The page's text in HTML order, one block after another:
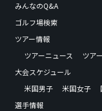
みんなのQ&A
ゴルフ場検索
ツアー情報
ツアーニュース
ツア
大会スケジュール
米国男子
米国女子
選手情報